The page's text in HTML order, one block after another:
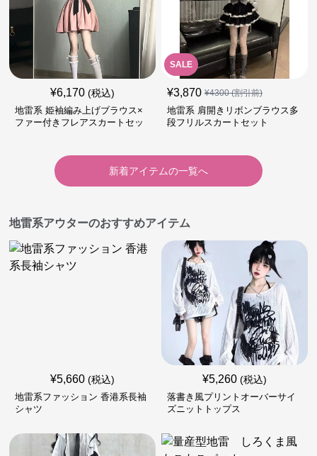
¥6,170 (税込)
地雷系 姫袖編み上げブラウス×
ファー付きフレアスカートセッ
SALE
¥3,870 ¥4300(割引前)
地雷系 肩開きリボンブラウス多
段フリルスカートセット
新着アイテムの一覧へ
地雷系アウターのおすすめアイテム
¥5,660 (税込)
地雷系ファッション 香港系長袖
シャツ
¥5,260 (税込)
落書き風プリントオーバーサイ
ズニットトップス